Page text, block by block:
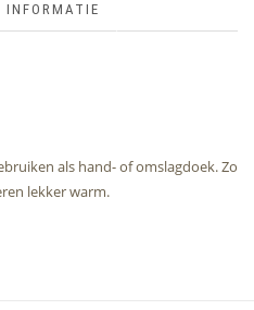
INFORMATIE
als hand- of omslagdoek. Zo
lekker warm.